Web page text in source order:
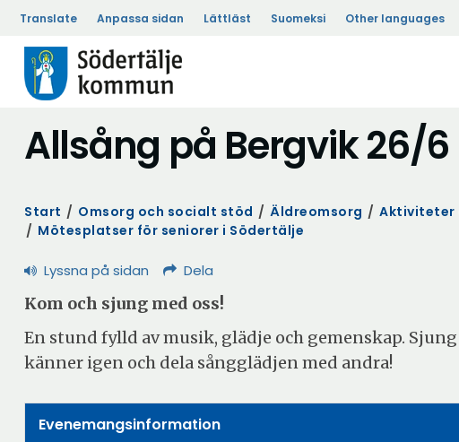
Translate Anpassa sidan Lättläst Suomeksi Other languages
Allsång på Bergvik 26/6
Start / Omsorg och socialt stöd / Äldreomsorg / Aktiviteter
/ Mötesplatser för seniorer i Södertälje
Lyssna på sidan Dela
Kom och sjung med oss!
En stund fylld av musik, glädje och gemenskap.
känner igen och dela sångglädjen med andra!
Evenemangsinformation